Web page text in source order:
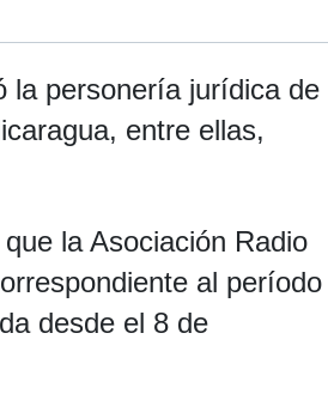
la personería jurídica de
entre ellas,
la Asociación Radio
al período
desde el 8 de